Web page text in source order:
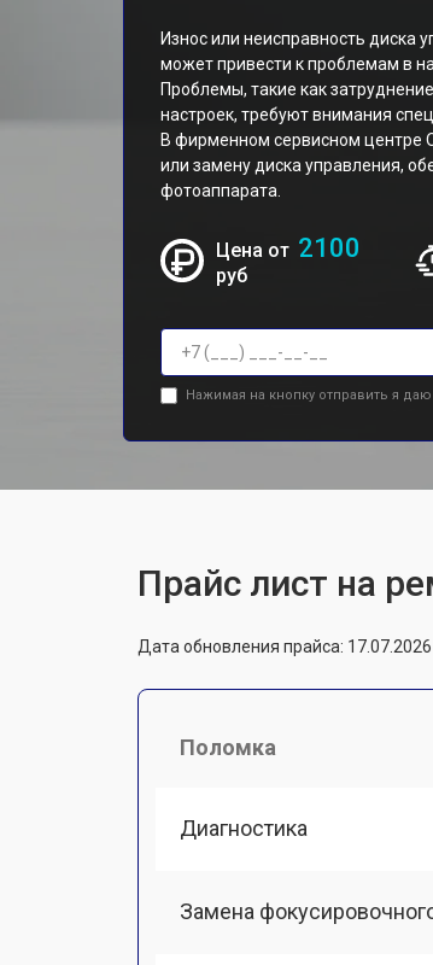
Износ или неисправность диска
может привести к проблемам в
Проблемы, такие как
настроек, требуют внимания
В фирменном сервисном центре
или замену диска управления,
фотоаппарата.
Цена от 2100
руб
Нажимая на кнопку отправить я
Прайс лист на
Дата обновления прайса: 17.07.2026
Поломка
Диагностика
Замена